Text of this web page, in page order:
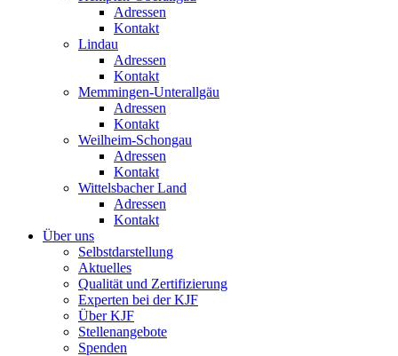
Adressen
Kontakt
Lindau
Adressen
Kontakt
Memmingen-Unterallgäu
Adressen
Kontakt
Weilheim-Schongau
Adressen
Kontakt
Wittelsbacher Land
Adressen
Kontakt
Über uns
Selbstdarstellung
Aktuelles
Qualität und Zertifizierung
Experten bei der KJF
Über KJF
Stellenangebote
Spenden